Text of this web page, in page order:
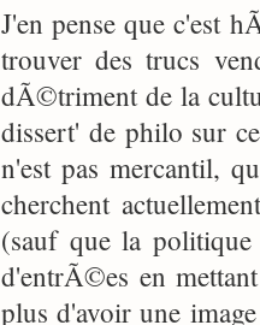
J'en pense que c'est
trouver des trucs
dÃ©triment de la
dissert' de philo sur
n'est pas mercantil,
cherchent
(sauf que la
d'entrÃ©es en
plus d'avoir une